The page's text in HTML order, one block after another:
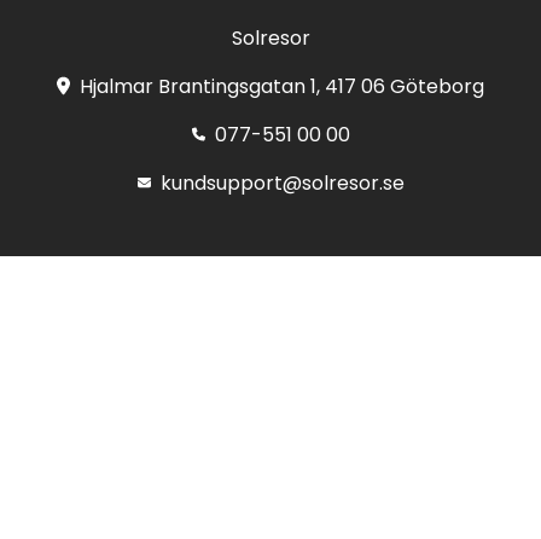
Solresor
Hjalmar Brantingsgatan 1, 417 06 Göteborg
077-551 00 00
kundsupport@solresor.se